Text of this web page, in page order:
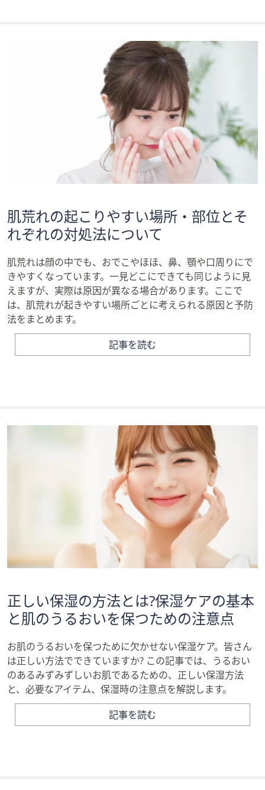
肌荒れの起こりやすい場所・部位とそ
れぞれの対処法について
肌荒れは顔の中でも、おでこやほほ、鼻、顎や口周りにで
きやすくなっています。一見どこにできても同じように見
えますが、実際は原因が異なる場合があります。ここで
は、肌荒れが起きやすい場所ごとに考えられる原因と予防
法をまとめます。
記事を読む
正しい保湿の方法とは?保湿ケアの基本
と肌のうるおいを保つための注意点
お肌のうるおいを保つために欠かせない保湿ケア。皆さん
は正しい方法でできていますか? この記事では、うるおい
のあるみずみずしいお肌であるための、正しい保湿方法
と、必要なアイテム、保湿時の注意点を解説します。
記事を読む